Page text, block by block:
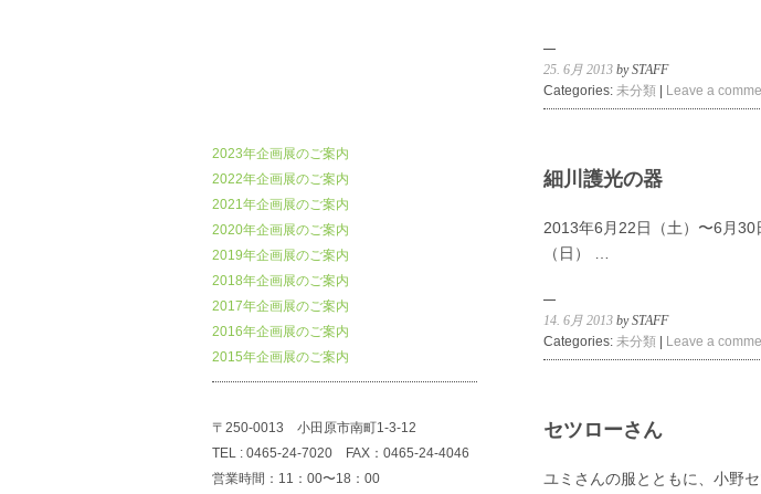
2023年企画展のご案内
2022年企画展のご案内
2021年企画展のご案内
2020年企画展のご案内
2019年企画展のご案内
2018年企画展のご案内
2017年企画展のご案内
2016年企画展のご案内
2015年企画展のご案内
〒250-0013 小田原市南町1-3-12
TEL : 0465-24-7020 FAX：0465-24-4046
営業時間：11：00〜18：00
25. 6月 2013 by STAFF
Categories: 未分類 Leave a
細川護光の器
2013年6月22日（土）〜6月
（日） …
14. 6月 2013 by STAFF
Categories: 未分類 Leave a
セツローさん
ユミさんの服とともに、小野